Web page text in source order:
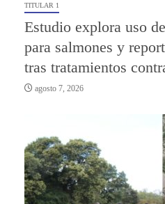
TITULAR 1
Estudio explora uso
para salmones y
tras tratamientos
agosto 7, 2026